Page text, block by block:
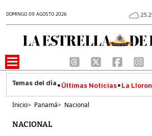
DOMINGO 09 AGOSTO 2026
Últimas Noticias La
Inicio> Panamá> Nacional
NACIONAL